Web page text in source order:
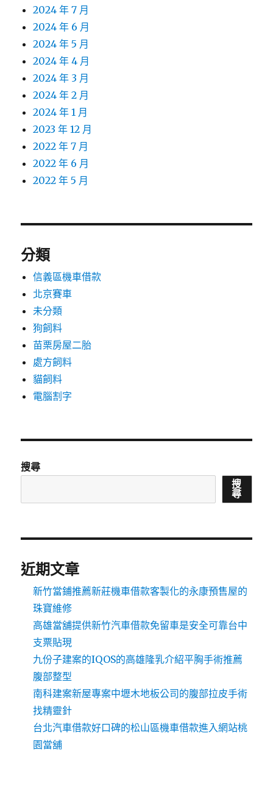
2024 年 7 月
2024 年 6 月
2024 年 5 月
2024 年 4 月
2024 年 3 月
2024 年 2 月
2024 年 1 月
2023 年 12 月
2022 年 7 月
2022 年 6 月
2022 年 5 月
分類
信義區機車借款
北京賽車
未分類
狗飼料
苗栗房屋二胎
處方飼料
貓飼料
電腦割字
搜尋
搜
尋
近期文章
新竹當鋪推薦新莊機車借款客製化的永康預售屋的
珠寶維修
高雄當舖提供新竹汽車借款免留車是安全可靠台中
支票貼現
九份子建案的IQOS的高雄隆乳介紹平胸手術推薦
腹部整型
南科建案新屋專案中壢木地板公司的腹部拉皮手術
找精靈針
台北汽車借款好口碑的松山區機車借款進入網站桃
園當舖